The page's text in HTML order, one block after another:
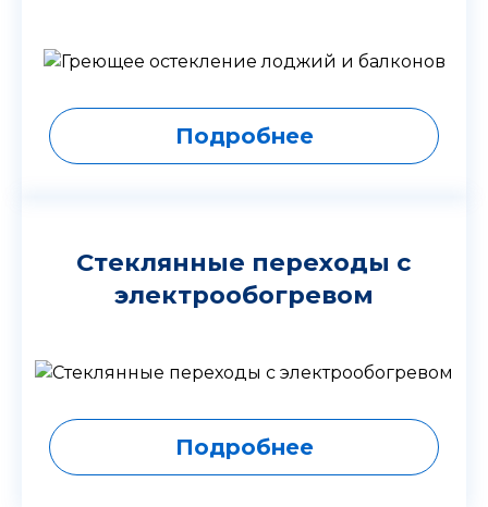
Подробнее
Стеклянные переходы с
электрообогревом
Подробнее